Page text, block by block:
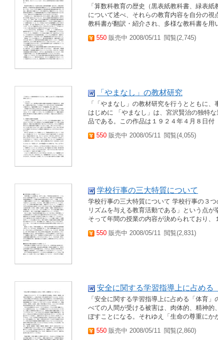
「算数科教育の歴史（黒表紙教科書、緑表
について述べ、それらの教育内容を自分の
教科書が翻訳・紹介され、多様な教科書を
550 販売中 2008/05/11 閲覧(2,745)
「やまなし」の教材研究
「「やまなし」の教材研究を行うとともに
はじめに 「やまなし」は、宮沢賢治の独特
品である。この作品は１９２４年４月８日付
550 販売中 2008/05/11 閲覧(4,055)
学校行事の三大特質について
学校行事の三大特質について 学校行事の３
リズムを与える教育活動である」という点
そって年間の授業の内容が決められており
550 販売中 2008/05/11 閲覧(2,831)
安全に関する学習指導上に占める
「安全に関する学習指導上に占める「体育
べての人間が受ける被害は、肉体的、精神
ぼすことになる。それゆえ「生命の尊重に
550 販売中 2008/05/11 閲覧(2,860)